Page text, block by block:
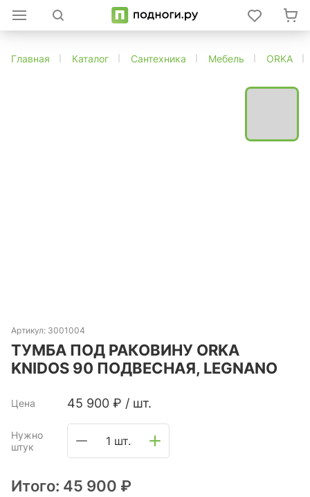
Главная Каталог Сантехника Мебель ORKA
Артикул: 3001004
ТУМБА ПОД РАКОВИНУ ORKA
KNIDOS 90 ПОДВЕСНАЯ, LEGNANO
Цена 45 900 ₽ / шт.
Нужно
штук
1 шт.
Итого: 45 900 ₽